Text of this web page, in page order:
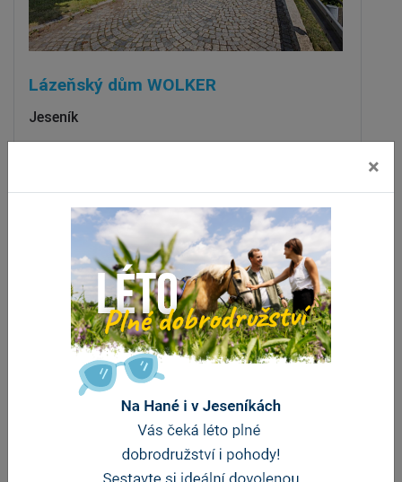
Lázeňský dům WOLKER
Jeseník
ZOBRAZIT DALŠÍ
Stravování
×